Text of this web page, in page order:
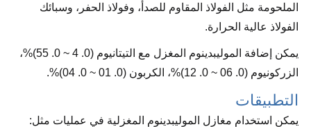
الملحومة مثل الفولاذ المقاوم للصدأ، وفولاذ الحفر، وسبائك
الفولاذ عالية الحرارة.
يمكن إضافة الموليبدينوم المغزل مع التيتانيوم (0. 4 ~ 0. 55)%،
الزركونيوم (0. 06 ~ 0. 12)%، الكربون (0. 01 ~ 0. 04)%.
التطبيقات
يمكن استخدام مغازل الموليبدينوم المغزلية في عمليات مثل: